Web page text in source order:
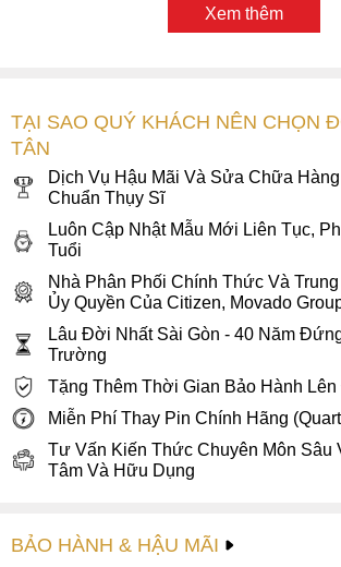
thần phi giới tính đầy hiện đại.
Xem thêm
TẠI SAO QUÝ KHÁCH NÊN CHỌN
TÂN
Dịch Vụ Hậu Mãi Và Sửa Chữa
Chuẩn Thụy Sĩ
Luôn Cập Nhật Mẫu Mới Liên Tục,
Tuổi
Nhà Phân Phối Chính Thức Và
Ủy Quyền Của Citizen, Movado
Lâu Đời Nhất Sài Gòn - 40 Năm
Trường
Tặng Thêm Thời Gian Bảo Hành
Miễn Phí Thay Pin Chính Hãng
Tư Vấn Kiến Thức Chuyên Môn Sâu
Tâm Và Hữu Dụng
BẢO HÀNH & HẬU MÃI